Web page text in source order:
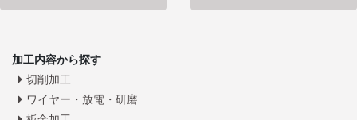
加工内容から探す
切削加工
ワイヤー・放電・研磨